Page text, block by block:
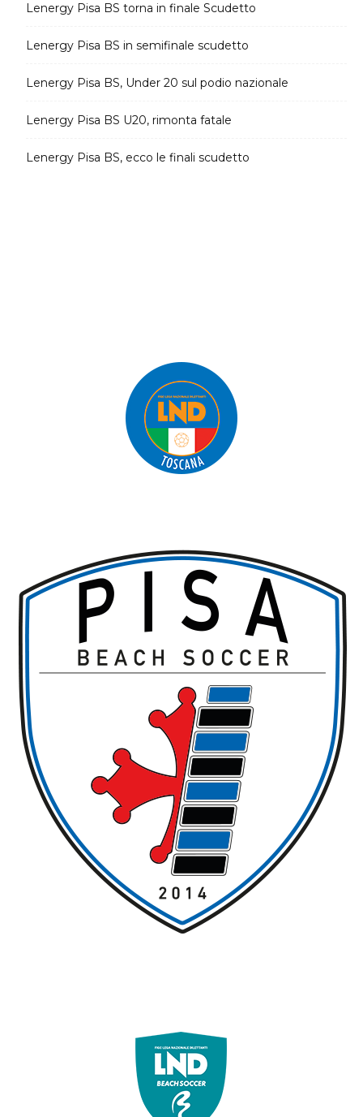
Lenergy Pisa BS torna in finale Scudetto
Lenergy Pisa BS in semifinale scudetto
Lenergy Pisa BS, Under 20 sul podio nazionale
Lenergy Pisa BS U20, rimonta fatale
Lenergy Pisa BS, ecco le finali scudetto